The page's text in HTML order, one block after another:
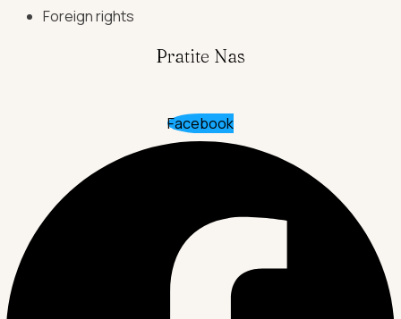
Foreign rights
Pratite Nas
Facebook